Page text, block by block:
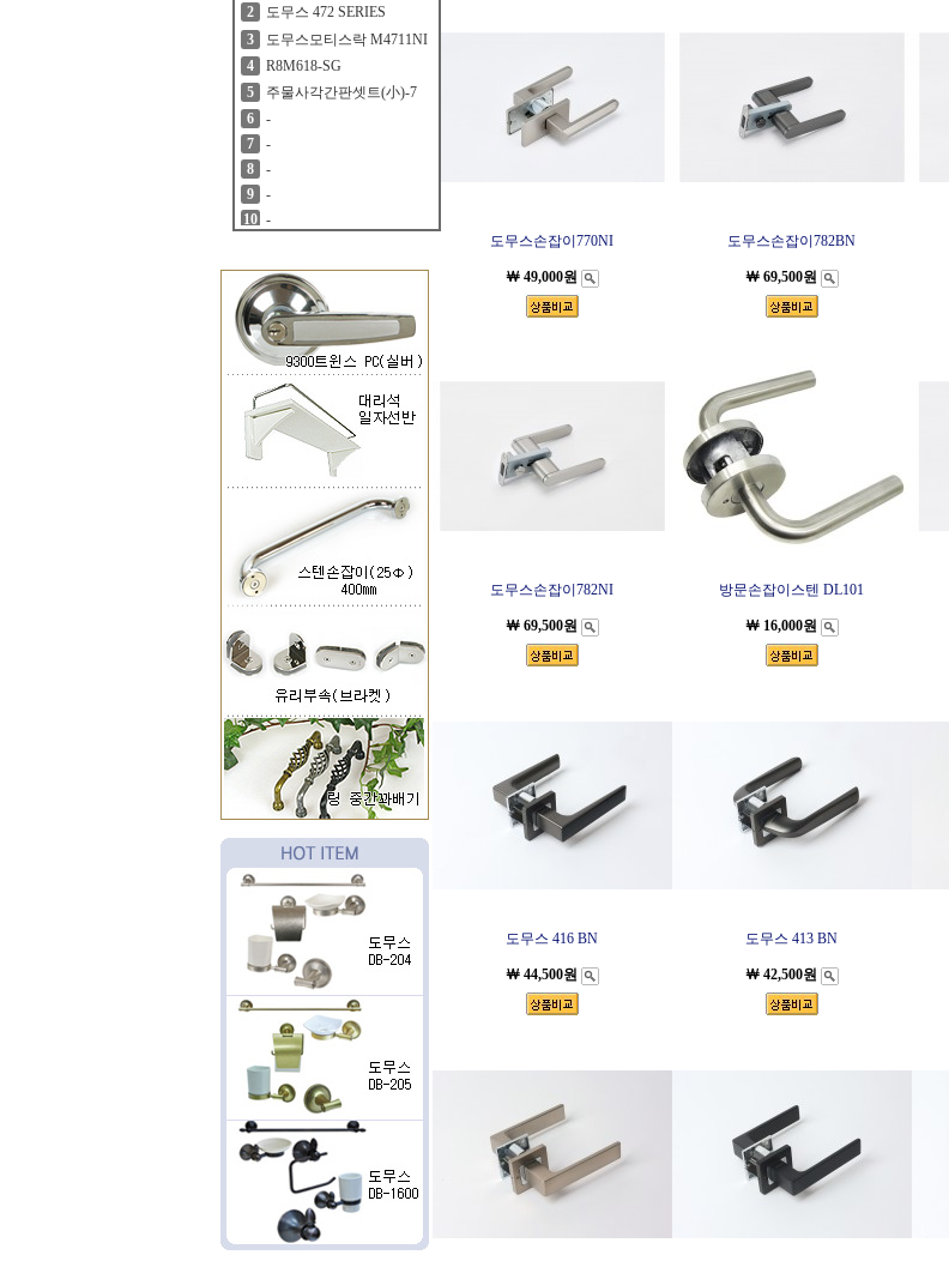
2
도무스 472 SERIES
3
도무스모티스락 M4711NI
4
R8M618-SG
5
주물사각간판셋트(小)-7
6
-
7
-
8
-
9
-
10 -
도무스손잡이770NI
￦ 49,000원
도무스손잡이782BN
￦ 69,500원
도무스손잡이782NI
￦ 69,500원
방문손잡이스텐 DL101
￦ 16,000원
도무스 416 BN
￦ 44,500원
도무스 413 BN
￦ 42,500원